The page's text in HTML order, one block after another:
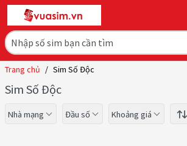
Trang chủ / Sim Số Độc
Sim Số Độc
Nhà mạng Đầu số Khoảng giá